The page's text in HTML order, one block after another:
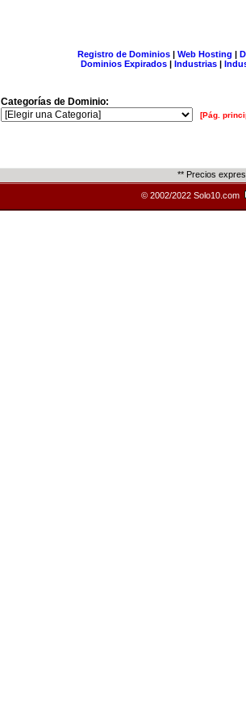
Registro de Dominios| Web Hosting |
Dominios Expirados | Industrias |
Categorías de Dominio:
[Pág.
** Precios
© 2002/2022 Solo10.com